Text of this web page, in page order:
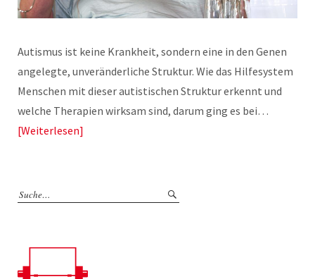
Autismus ist keine Krankheit, sondern eine in den Genen
angelegte, unveränderliche Struktur. Wie das Hilfesystem
Menschen mit dieser autistischen Struktur erkennt und
welche Therapien wirksam sind, darum ging es bei…
Weiterlesen